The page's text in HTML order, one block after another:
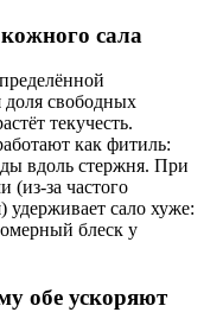
сала
доля свободных
текучесть.
как фитиль:
вдоль стержня. При
частого
удерживает сало хуже:
блеск у
обе ускоряют